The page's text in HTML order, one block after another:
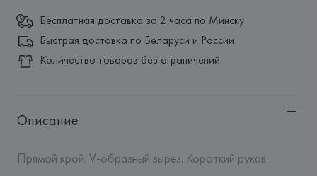
Бесплатная доставка за 2 часа по Минску
Быстрая доставка по Беларуси и России
Количество товаров без ограничений
Описание
Прямой крой. V-образный вырез. Короткий рукав.